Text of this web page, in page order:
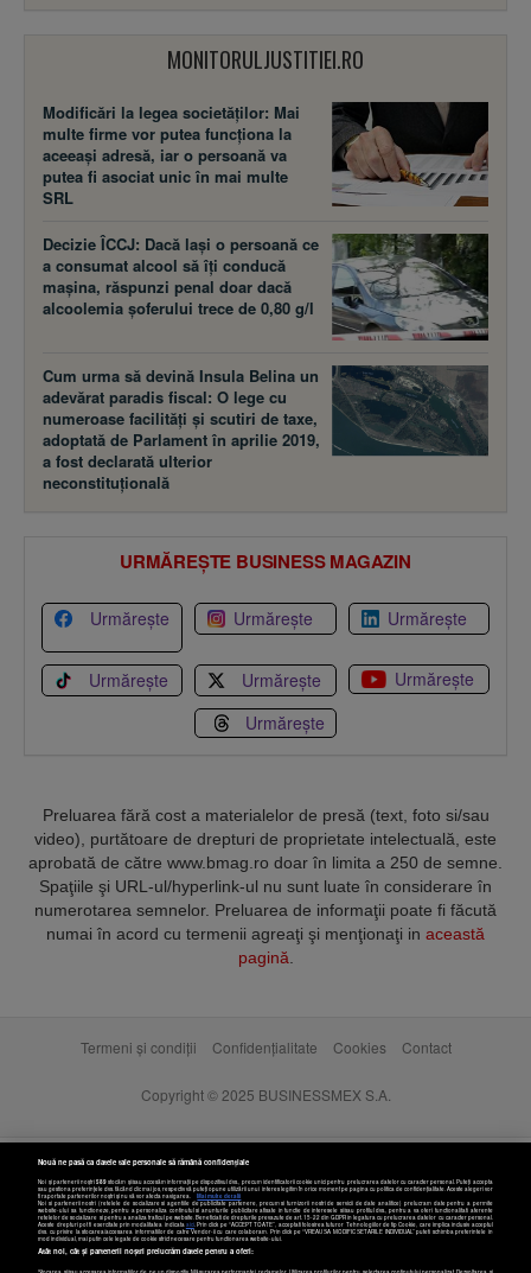
MONITORULJUSTITIEI.RO
Modificări la legea societăţilor: Mai
multe firme vor putea funcţiona la
aceeaşi adresă, iar o persoană va
putea fi asociat unic în mai multe
SRL
Decizie ÎCCJ: Dacă laşi o persoană ce
a consumat alcool să îţi conducă
maşina, răspunzi penal doar dacă
alcoolemia şoferului trece de 0,80 g/l
Cum urma să devină Insula Belina un
adevărat paradis fiscal: O lege cu
numeroase facilităţi şi scutiri de taxe,
adoptată de Parlament în aprilie 2019,
a fost declarată ulterior
neconstituţională
URMĂREȘTE BUSINESS MAGAZIN
Urmărește Urmărește Urmărește
Urmărește Urmărește
Urmărește
Urmărește
Preluarea fără cost a materialelor de presă (text, foto si/sau
video), purtătoare de drepturi de proprietate intelectuală, este
aprobată de către www.bmag.ro doar în limita a 250 de semne.
Spaţiile şi URL-ul/hyperlink-ul nu sunt luate în considerare în
numerotarea semnelor. Preluarea de informaţii poate fi făcută
numai în acord cu termenii agreaţi şi menţionaţi in această
pagină.
Termeni și condiții Confidențialitate Cookies Contact
Copyright © 2025 BUSINESSMEX S.A.
Nouă ne pasă ca datele tale personale să rămână confidențiale
Noi și partenerii noștri589stocăm și/sau accesăm informații pe dispozitivul dvs., precum identificatorii cookie unici pentru prelucrarea datelor cu caracter personal. Puteți accepta
sau gestiona preferințele dvs. făcând clic mai jos, respectiv vă puteți opune utilizării unui interes legitim în orice moment pe pagina cu politica de confidențialitate. Aceste alegeri vor
fi raportate partenerilor noștri și nu vă vor afecta navigarea.
Mai multe detalii
Noi si partenerii nostri (retelele de socializare si agentiile de publicitate partenere, precum si furnizorii nostri de servicii de date analitice) prelucram date pentru a permite
website-ului sa functioneze, pentru a personaliza continutul si anunturile publicitare afisate in functie de interesele si/sau profilul dvs., pentru a va oferi functionalitati aferente
retelelor de socializare si pentru a analiza traficul pe website. Beneficiati de drepturile prevazute de art. 15-22 din GDPR in legatura cu prelucrarea datelor cu caracter personal.
Aceste drepturi pot fi exercitate prin modalitatea indicataaici. Prin click pe “ACCEPT TOATE”, acceptati folosirea tuturor Tehnologiilor de tip Cookie, care implica inclusiv acceptul
dvs. cu privire la stocarea/accesarea informatiilor de catre Vendor-ii cu care colaboram. Prin click pe “VREAU SA MODIFIC SETARILE INDIVIDUAL” puteti schimba preferintele in
mod individual, mai putin cele legate de cookie strict necesare pentru functionarea website-ului.
Atât noi, cât și partenerii noștri prelucrăm datele pentru a oferi: